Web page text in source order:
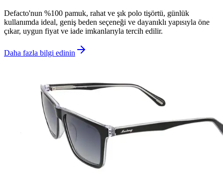
Defacto'nun %100 pamuk, rahat ve şık polo tişörtü, günlük
kullanımda ideal, geniş beden seçeneği ve dayanıklı yapısıyla öne
çıkar, uygun fiyat ve iade imkanlarıyla tercih edilir.
Daha fazla bilgi edinin